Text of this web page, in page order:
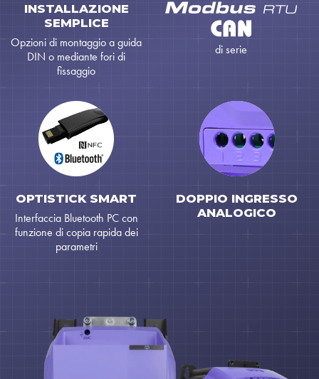
INSTALLAZIONE
SEMPLICE
Opzioni di montaggio a guida
DIN o mediante fori di
fissaggio
di serie
OPTISTICK SMART
Interfaccia Bluetooth PC con
funzione di copia rapida dei
parametri
DOPPIO INGRESSO
ANALOGICO